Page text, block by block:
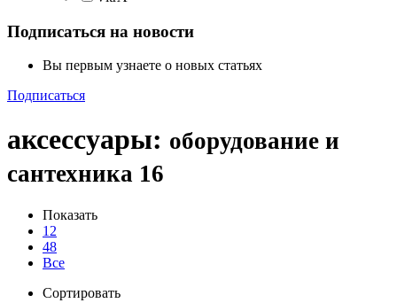
Подписаться на новости
Вы первым узнаете о новых статьях
Подписаться
аксессуары: оборудование и
сантехника 16
Показать
12
48
Все
Сортировать